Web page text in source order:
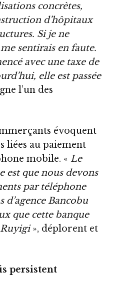
concrètes,
d’hôpitaux
Si je ne
sentirais en faute.
avec une taxe de
elle est passée
l’un des
évoquent
liées au paiement
mobile. « Le
est que nous devons
par téléphone
d’agence Bancobu
que cette banque
Ruyigi», déplorent et
persistent